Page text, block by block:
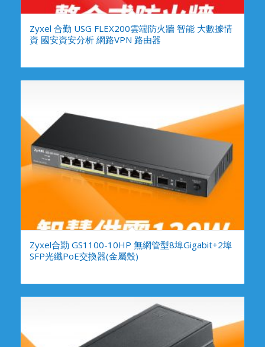
Zyxel 合勤 USG FLEX200雲端防火牆 智能 大數據情
資 國安資安分析 網路VPN 路由器
Zyxel合勤 GS1100-10HP 無網管型8埠Gigabit+2埠
SFP光纖PoE交換器(金屬殼)